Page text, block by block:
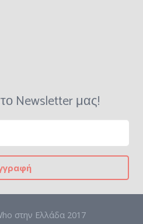
Newsletter μας!
στην Ελλάδα 2017